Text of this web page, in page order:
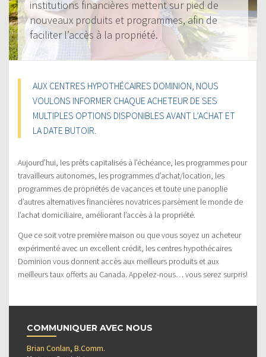
institutions financières mettent sur pied de
nouveaux produits et programmes, afin de
faciliter l’accès à la propriété.
AUX CENTRES HYPOTHÉCAIRES DOMINION, NOUS
VOULONS INFORMER CHAQUE ACHETEUR DE SES
MULTIPLES OPTIONS DISPONIBLES AVANT L’ACHAT ET
LA DATE BUTOIR.
Aujourd’hui, les prêts capitalisés à l’échéance, les programmes pour
travailleurs autonomes, les programmes d’achat/location, les
programmes de propriétés de vacances et toute une panoplie
d’autres alternatives financières novatrices parsèment le monde de
l’achat domiciliaire, améliorant l’accès à la propriété.
Que ce soit votre première maison ou que vous soyez un acheteur
expérimenté avec un excellent crédit, les centres hypothécaires
Dominion vous donnent accès aux meilleurs produits et aux
meilleurs taux offerts au Canada. Appelez-nous… vous serez surpris!
COMMUNIQUER AVEC NOUS
Brian Conlan, B.Comm.